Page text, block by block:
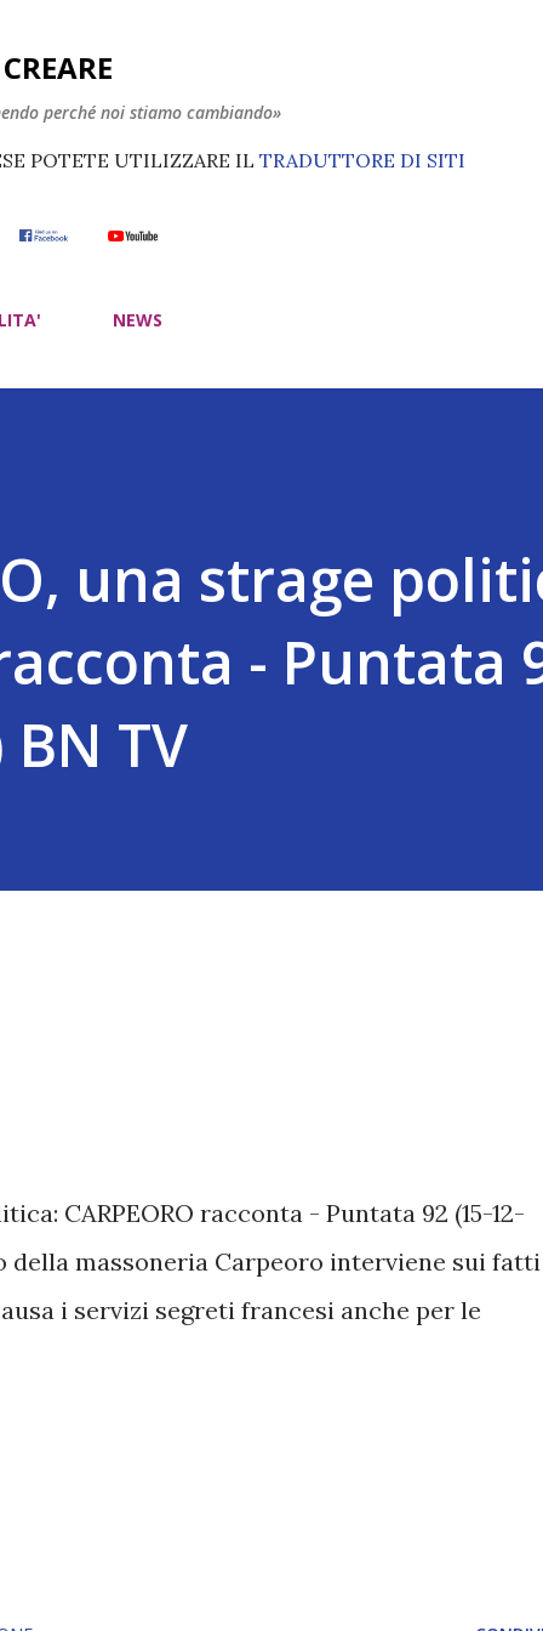
perché noi stiamo cambiando»
POTETE UTILIZZARE IL TRADUTTORE DI SITI
NEWS
una strage
- Puntata
TV
CARPEORO racconta - Puntata 92 (15-12-
della massoneria Carpeoro interviene sui fatti
i servizi segreti francesi anche per le